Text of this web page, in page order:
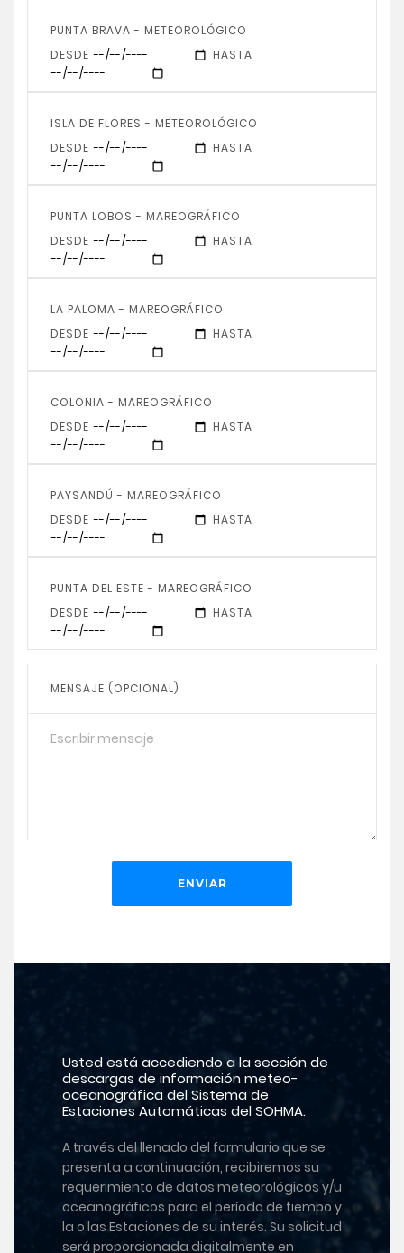
PUNTA BRAVA - METEOROLÓGICO
DESDE
HASTA
ISLA DE FLORES - METEOROLÓGICO
DESDE
HASTA
PUNTA LOBOS - MAREOGRÁFICO
DESDE
HASTA
LA PALOMA - MAREOGRÁFICO
DESDE
HASTA
COLONIA - MAREOGRÁFICO
DESDE
HASTA
PAYSANDÚ - MAREOGRÁFICO
DESDE
HASTA
PUNTA DEL ESTE - MAREOGRÁFICO
DESDE
HASTA
MENSAJE (OPCIONAL)
Usted está accediendo a la sección de
descargas de información meteo-
oceanográfica del Sistema de
Estaciones Automáticas del SOHMA.
A través del llenado del formulario que se
presenta a continuación, recibiremos su
requerimiento de datos meteorológicos y/u
oceanográficos para el período de tiempo y
la o las Estaciones de su interés. Su solicitud
será proporcionada digitalmente en